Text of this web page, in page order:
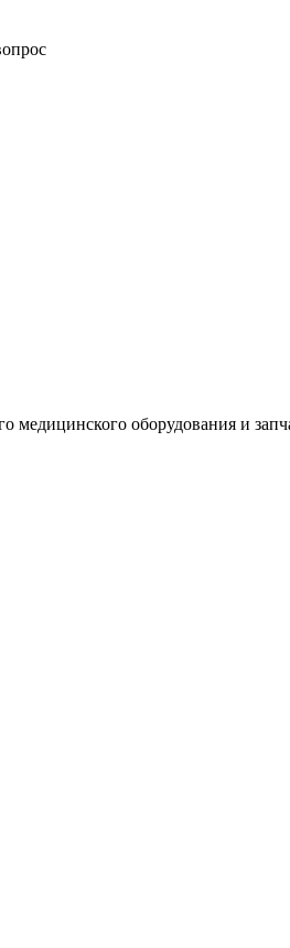
медицинского оборудования и